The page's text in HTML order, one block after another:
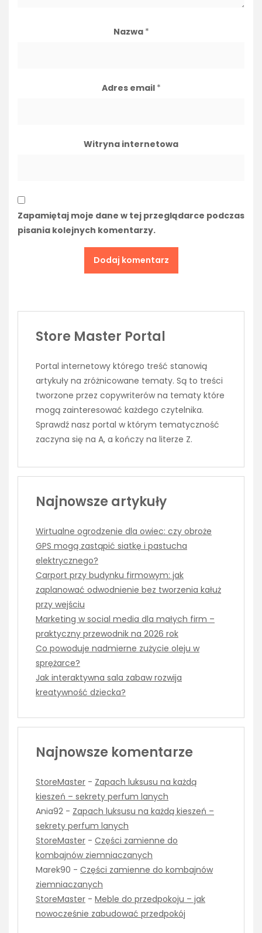
Nazwa *
Adres email *
Witryna internetowa
Zapamiętaj moje dane w tej przeglądarce podczas
pisania kolejnych komentarzy.
Store Master Portal
Portal internetowy którego treść stanowią
artykuły na zróżnicowane tematy. Są to treści
tworzone przez copywriterów na tematy które
mogą zainteresować każdego czytelnika.
Sprawdź nasz portal w którym tematyczność
zaczyna się na A, a kończy na literze Z.
Najnowsze artykuły
Wirtualne ogrodzenie dla owiec: czy obroże
GPS mogą zastąpić siatkę i pastucha
elektrycznego?
Carport przy budynku firmowym: jak
zaplanować odwodnienie bez tworzenia kałuż
przy wejściu
Marketing w social media dla małych firm –
praktyczny przewodnik na 2026 rok
Co powoduje nadmierne zużycie oleju w
sprężarce?
Jak interaktywna sala zabaw rozwija
kreatywność dziecka?
Najnowsze komentarze
StoreMaster - Zapach luksusu na każdą
kieszeń – sekrety perfum lanych
Ania92 - Zapach luksusu na każdą kieszeń –
sekrety perfum lanych
StoreMaster - Części zamienne do
kombajnów ziemniaczanych
Marek90 - Części zamienne do kombajnów
ziemniaczanych
StoreMaster - Meble do przedpokoju – jak
nowocześnie zabudować przedpokój